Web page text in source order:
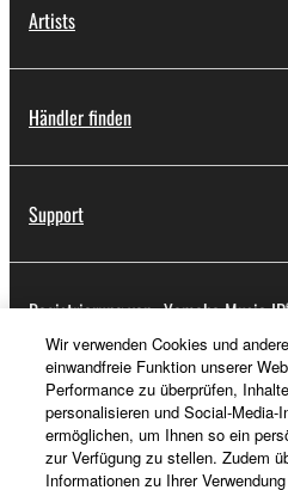
Artists
Händler finden
Support
Registrierung von „Yamaha Music
Über Yamaha
Wir verwenden Cookies und
einwandfreie Funktion unserer
Performance zu überprüfen,
personalisieren und Social-Media-
ermöglichen, um Ihnen so ein
zur Verfügung zu stellen. Zudem
Informationen zu Ihrer